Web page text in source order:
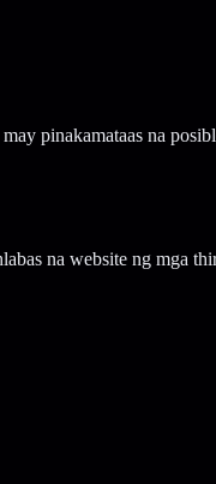
pinakamataas na
na website ng mga